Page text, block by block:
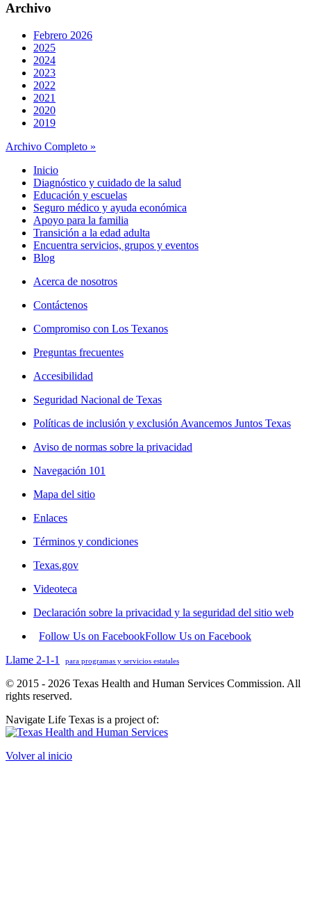
Archivo
Febrero 2026
2025
2024
2023
2022
2021
2020
2019
Archivo Completo »
Inicio
Diagnóstico y cuidado de la salud
Educación y escuelas
Seguro médico y ayuda económica
Apoyo para la familia
Transición a la edad adulta
Encuentra servicios, grupos y eventos
Blog
Acerca de nosotros
Contáctenos
Compromiso con Los Texanos
Preguntas frecuentes
Accesibilidad
Seguridad Nacional de Texas
Políticas de inclusión y exclusión Avancemos Juntos Texas
Aviso de normas sobre la privacidad
Navegación 101
Mapa del sitio
Enlaces
Términos y condiciones
Texas.gov
Videoteca
Declaración sobre la privacidad y la seguridad del sitio web
Follow Us on FacebookFollow Us on Facebook
Llame 2-1-1
para programas y servicios estatales
© 2015 - 2026 Texas Health and Human Services Commission. All
rights reserved.
Navigate Life Texas is a project of:
Volver al inicio